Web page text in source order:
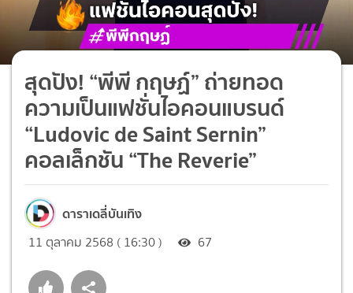
สุดปัง! “พีพี กฤษฏ์” ถ่ายทอด
ความเป็นแฟชั่นไอคอนแบรนด์
“Ludovic de Saint Sernin”
คอลเล็กชัน “The Reverie”
ดาราเดลี่บันเทิง
11 ตุลาคม 2568 ( 16:30 ) 67